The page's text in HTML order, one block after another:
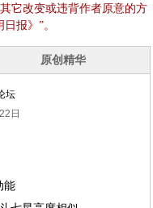
它改变或违背作者原意的方
报》”。